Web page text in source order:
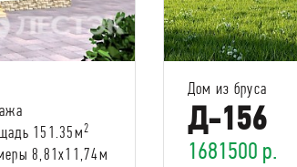
151.35м2
8,81х11,74м
Дом из бруса
Д-156
1681500 р.